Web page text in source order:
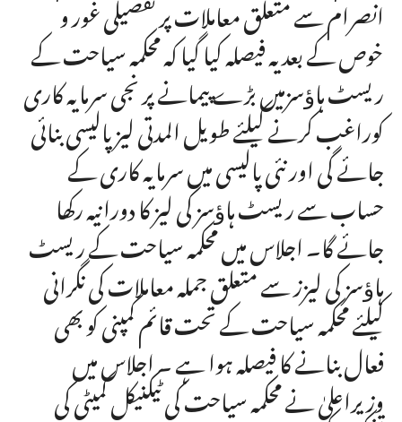
انصرام سے متعلق معاملات پر تفصیلی غور و
خوص کے بعد یہ فیصلہ کیا گیا کہ محکمہ سیاحت کے
ریسٹ ہاﺅسزمیں بڑے پیمانے پر نجی سرمایہ کاری
کوراغب کرنے کیلئے طویل المدتی لیز پالیسی بنائی
جائے گی اور نئی پالیسی میں سرمایہ کاری کے
حساب سے ریسٹ ہاﺅسز کی لیز کا دورانیہ رکھا
جائے گا۔ اجلاس میں محکمہ سیاحت کے ریسٹ
ہاﺅسز کی لیزز سے متعلق جملہ معاملات کی نگرانی
کیلئے محکمہ سیاحت کے تحت قائم کمپنی کو بھی
فعال بنانے کا فیصلہ ہوا ہے ۔ اجلاس میں
وزیراعلیٰ نے محکمہ سیاحت کی ٹیکنیکل کمیٹی کی